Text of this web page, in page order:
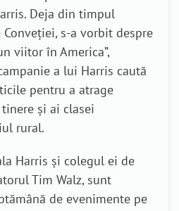
Deja din timpul
s-a vorbit despre
viitor în America”,
a lui Harris caută
pentru a atrage
și ai clasei
rural.
Harris și colegul ei de
Tim Walz, sunt
de evenimente pe